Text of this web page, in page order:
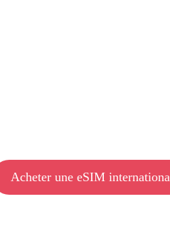
Acheter une eSIM